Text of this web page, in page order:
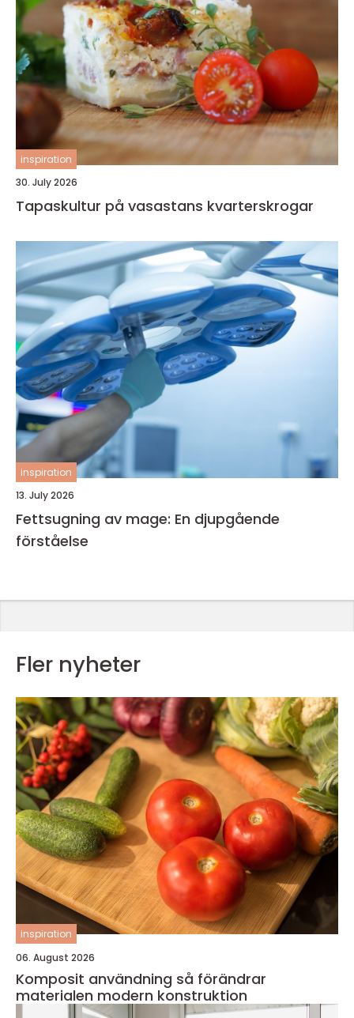
inspiration
30. July 2026
Tapaskultur på vasastans kvarterskrogar
inspiration
13. July 2026
Fettsugning av mage: En djupgående
förståelse
Fler nyheter
inspiration
06. August 2026
Komposit användning så förändrar
materialen modern konstruktion